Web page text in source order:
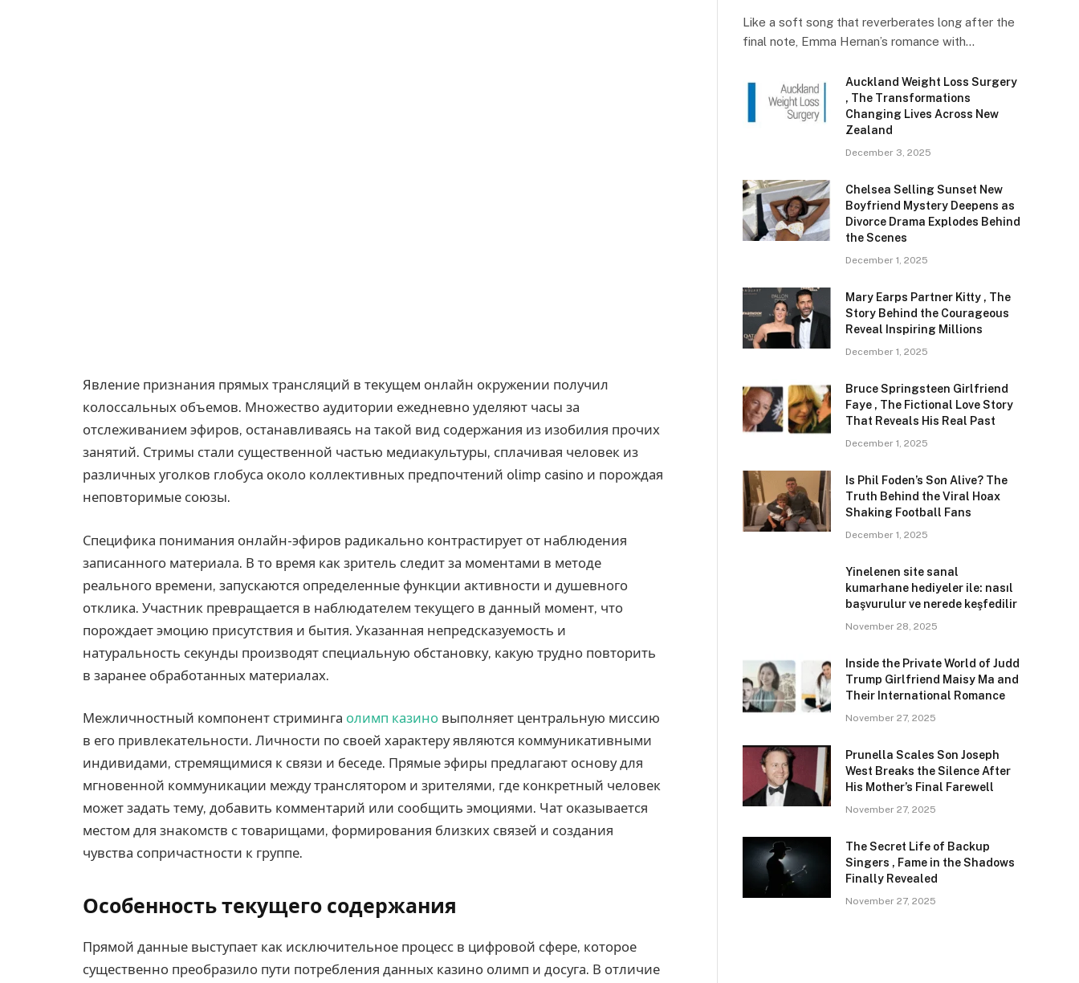
Явление признания прямых трансляций в текущем онлайн окружении получил
колоссальных объемов. Множество аудитории ежедневно уделяют часы за
отслеживанием эфиров, останавливаясь на такой вид содержания из изобилия прочих
занятий. Стримы стали существенной частью медиакультуры, сплачивая человек из
различных уголков глобуса около коллективных предпочтений olimp casino и порождая
неповторимые союзы.
Специфика понимания онлайн-эфиров радикально контрастирует от наблюдения
записанного материала. В то время как зритель следит за моментами в методе
реального времени, запускаются определенные функции активности и душевного
отклика. Участник превращается в наблюдателем текущего в данный момент, что
порождает эмоцию присутствия и бытия. Указанная непредсказуемость и
натуральность секунды производят специальную обстановку, какую трудно повторить
в заранее обработанных материалах.
Межличностный компонент стриминга олимп казино выполняет центральную миссию
в его привлекательности. Личности по своей характеру являются коммуникативными
индивидами, стремящимися к связи и беседе. Прямые эфиры предлагают основу для
мгновенной коммуникации между транслятором и зрителями, где конкретный человек
может задать тему, добавить комментарий или сообщить эмоциями. Чат оказывается
местом для знакомств с товарищами, формирования близких связей и создания
чувства сопричастности к группе.
Особенность текущего содержания
Прямой данные выступает как исключительное процесс в цифровой сфере, которое
существенно преобразило пути потребления данных казино олимп и досуга. В отличие
Like a soft song that reverberates long after the
final note, Emma Hernan’s romance with…
Auckland Weight Loss Surgery
, The Transformations
Changing Lives Across New
Zealand
December 3, 2025
Chelsea Selling Sunset New
Boyfriend Mystery Deepens as
Divorce Drama Explodes Behind
the Scenes
December 1, 2025
Mary Earps Partner Kitty , The
Story Behind the Courageous
Reveal Inspiring Millions
December 1, 2025
Bruce Springsteen Girlfriend
Faye , The Fictional Love Story
That Reveals His Real Past
December 1, 2025
Is Phil Foden’s Son Alive? The
Truth Behind the Viral Hoax
Shaking Football Fans
December 1, 2025
Yinelenen site sanal
kumarhane hediyeler ile: nasıl
başvurulur ve nerede keşfedilir
November 28, 2025
Inside the Private World of Judd
Trump Girlfriend Maisy Ma and
Their International Romance
November 27, 2025
Prunella Scales Son Joseph
West Breaks the Silence After
His Mother’s Final Farewell
November 27, 2025
The Secret Life of Backup
Singers , Fame in the Shadows
Finally Revealed
November 27, 2025